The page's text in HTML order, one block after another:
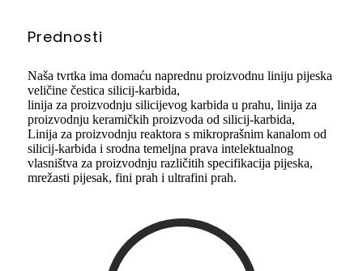
Prednosti
Naša tvrtka ima domaću naprednu proizvodnu liniju pijeska
veličine čestica silicij-karbida,
linija za proizvodnju silicijevog karbida u prahu, linija za
proizvodnju keramičkih proizvoda od silicij-karbida,
Linija za proizvodnju reaktora s mikroprašnim kanalom od
silicij-karbida i srodna temeljna prava intelektualnog
vlasništva za proizvodnju različitih specifikacija pijeska,
mrežasti pijesak, fini prah i ultrafini prah.